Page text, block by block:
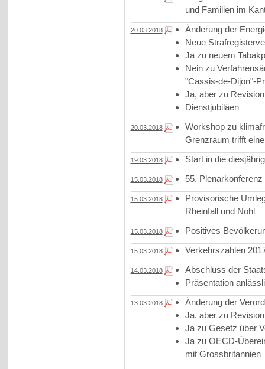
und Familien im
20.03.2018
Änderung der
Neue
Ja zu neuem
Nein zu
"Cassis-de-Dijon"-
Ja, aber zu
Dienstjubiläen
20.03.2018
Workshop zu
Grenzraum trifft
19.03.2018 Start in die
15.03.2018 55.
15.03.2018
Provisorische
Rheinfall und Nohl
15.03.2018 Positives
15.03.2018 Verkehrszahlen
14.03.2018
Abschluss der
Präsentation
13.03.2018
Änderung der
Ja, aber zu
Ja zu Gesetz über
Ja zu OECD-
mit Grossbritannien